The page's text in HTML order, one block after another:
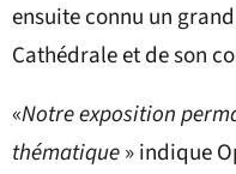
ensuite connu un
Cathédrale et de son
«Notre exposition
thématique» indique